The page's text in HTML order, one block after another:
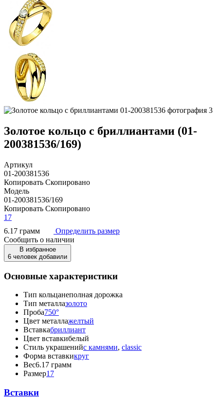
Золотое кольцо с бриллиантами (01-
200381536/169)
Артикул
01-200381536
Копировать Скопировано
Модель
01-200381536/169
Копировать Скопировано
17
6.17 грамм
Определить размер
Сообщить о наличии
В избранное
6 человек добавили
Основные характеристики
Тип кольцанеполная дорожка
Тип металлазолото
Проба750°
Цвет металлажелтый
Вставкабриллиант
Цвет вставкибелый
Стиль украшенийс камнями, classic
Форма вставкикруг
Вес6.17 грамм
Размер17
Вставки